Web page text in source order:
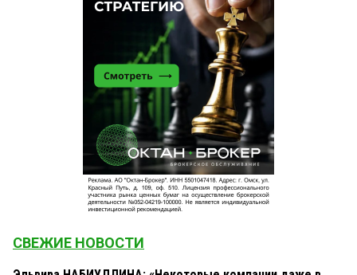
СВЕЖИЕ НОВОСТИ